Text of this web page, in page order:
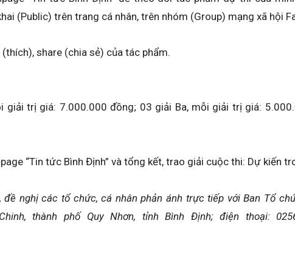
(Public) trên trang cá nhân, trên nhóm (Group) mạng xã hội
share (chia sẻ) của tác phẩm.
giải trị giá: 7.000.000 đồng; 03 giải Ba, mỗi giải trị giá:
“Tin tức Bình Định” và tổng kết, trao giải cuộc thi: Dự kiến
nghị các tổ chức, cá nhân phản ánh trực tiếp với Ban Tổ
thành phố Quy Nhơn, tỉnh Bình Định; điện thoại: